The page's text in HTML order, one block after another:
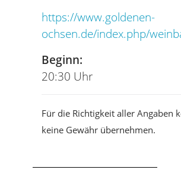
https://www.goldenen-
ochsen.de/index.php/
Beginn:
20:30 Uhr
Für die Richtigkeit aller Angaben
keine Gewähr übernehmen.